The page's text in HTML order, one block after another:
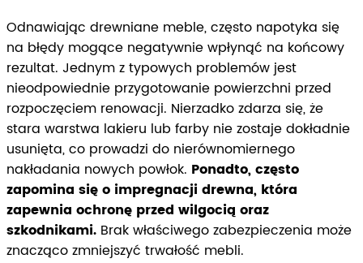
Odnawiając drewniane meble, często napotyka się
na błędy mogące negatywnie wpłynąć na końcowy
rezultat. Jednym z typowych problemów jest
nieodpowiednie przygotowanie powierzchni przed
rozpoczęciem renowacji. Nierzadko zdarza się, że
stara warstwa lakieru lub farby nie zostaje dokładnie
usunięta, co prowadzi do nierównomiernego
nakładania nowych powłok. Ponadto, często
zapomina się o impregnacji drewna, która
zapewnia ochronę przed wilgocią oraz
szkodnikami. Brak właściwego zabezpieczenia może
znacząco zmniejszyć trwałość mebli.